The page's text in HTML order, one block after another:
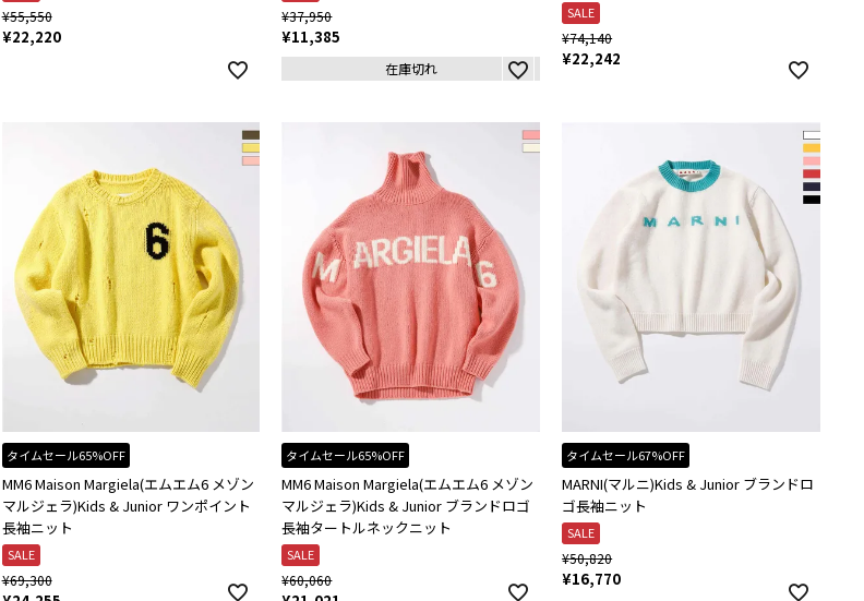
¥55,550
¥22,220
¥37,950
¥11,385
在庫切れ
SALE
¥74,140
¥22,242
タイムセール65%OFF
MM6 Maison Margiela(エムエム6 メゾン
マルジェラ)Kids & Junior ワンポイント
長袖ニット
SALE
¥69,300
タイムセール65%OFF
MM6 Maison Margiela(エムエム6 メゾン
マルジェラ)Kids & Junior ブランドロゴ
長袖タートルネックニット
SALE
¥60,060
タイムセール67%OFF
MARNI(マルニ)Kids & Junior ブランドロ
ゴ長袖ニット
SALE
¥50,820
¥16,770